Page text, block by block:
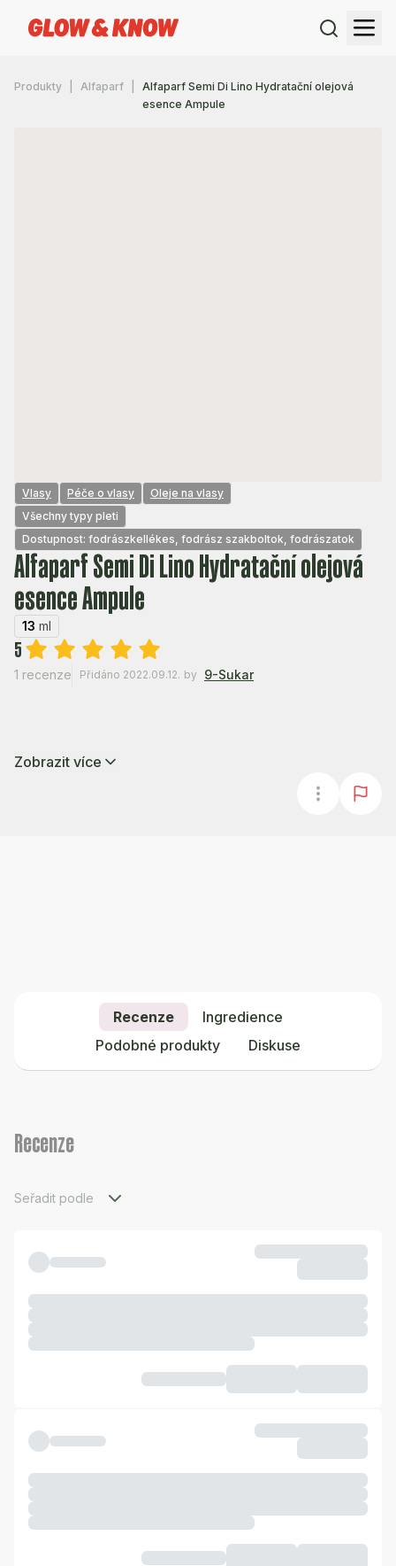
Produkty Alfaparf
Alfaparf Semi Di Lino Hydratační olejová
esence Ampule
Vlasy Péče o vlasy
Oleje na vlasy
Všechny typy pleti
Dostupnost: fodrászkellékes, fodrász szakboltok, fodrászatok
Alfaparf Semi Di Lino Hydratační olejová
esence Ampule
13 ml
5
1 recenze Přidáno 2022.09.12. by 9-Sukar
Zobrazit více
Recenze
Ingredience
Podobné produkty
Diskuse
Recenze
Seřadit podle